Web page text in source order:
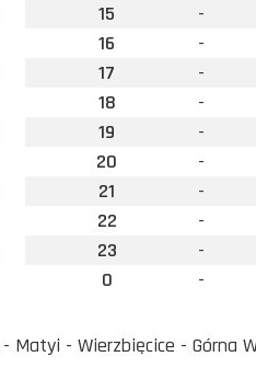
15
-
16
-
17
-
18
-
19
-
20
-
21
-
22
-
23
-
0
-
- Matyi - Wierzbięcice -